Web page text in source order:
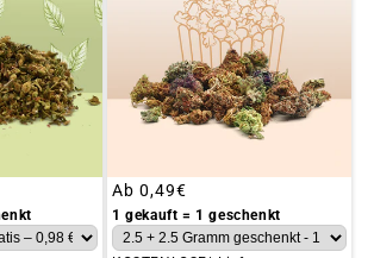
Üblicher
Preis
Ab 0,49€
1 gekauft = 1 geschenkt